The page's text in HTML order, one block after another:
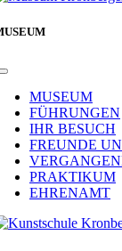
Toggle
NavigationMUSEUM
FÜHRUNGEN
IHR BESUCH
FREUNDE
PRAKTIKUM
EHRENAMT